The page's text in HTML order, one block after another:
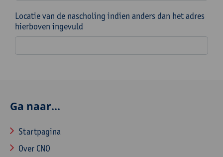
Locatie van de nascholing indien anders dan het adres
hierboven ingevuld
Ga naar...
Startpagina
Over CNO